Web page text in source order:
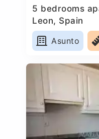
5 bedrooms
Leon, Spain
Asunto